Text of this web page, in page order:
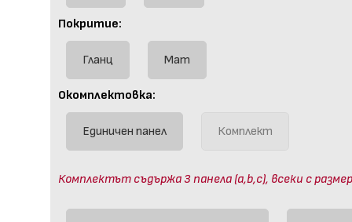
Покритие:
Гланц Мат
Окомплектовка:
Единичен панел Комплект
Комплектът съдържа 3 панела (a,b,c), всеки с